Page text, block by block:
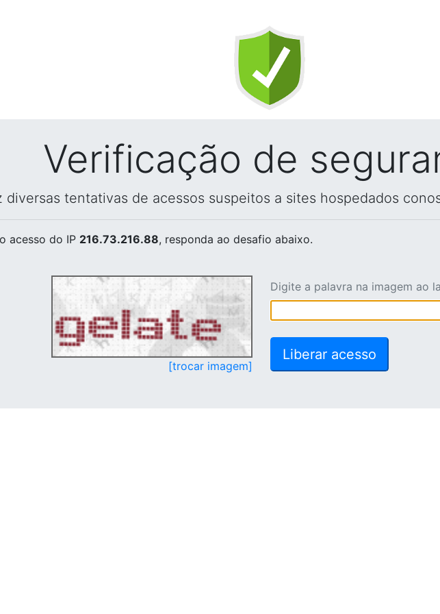
Verificação de
diversas tentativas de acessos suspeitos a sites hospedados
acesso do IP 216.73.216.88, responda ao desafio abaixo.
[trocar imagem]
Digite a palavra na imagem ao